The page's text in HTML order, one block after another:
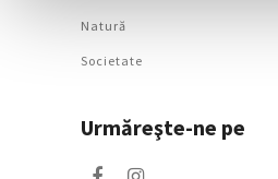
Natură
Societate
Urmăreşte-ne pe